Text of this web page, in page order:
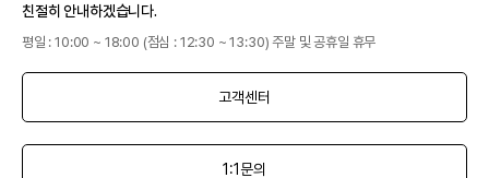
친절히 안내하겠습니다.
평일 : 10:00 ~ 18:00 (점심 : 12:30 ~ 13:30) 주말 및 공휴일 휴무
고객센터
1:1문의